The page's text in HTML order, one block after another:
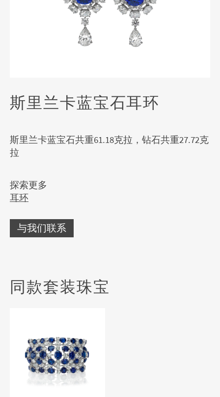
斯里兰卡蓝宝石耳环
斯里兰卡蓝宝石共重61.18克拉，钻石共重27.72克
拉
探索更多
耳环
与我们联系
同款套装珠宝